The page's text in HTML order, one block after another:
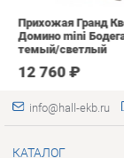
КАТАЛОГ
Коллекции
Вешалки
Зеркала
Комоды
Столы